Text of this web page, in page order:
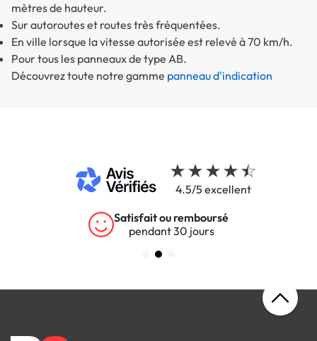
mètres de hauteur.
Sur autoroutes et routes très fréquentées.
En ville lorsque la vitesse autorisée est relevé à 70 km/h.
Pour tous les panneaux de type AB.
Découvrez toute notre gamme panneau d'indication
4.5/5 excellent
Satisfait ou remboursé
pendant 30 jours